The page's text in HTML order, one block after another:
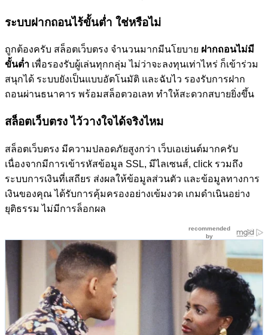
ระบบฝากถอนไร้ขั้นต่ำ ใช่หรือไม่
ถูกต้องครับ สล็อตเว็บตรง จำนวนมากมีนโยบาย ฝากถอนไม่มี
ขั้นต่ำ เพื่อรองรับผู้เล่นทุกกลุ่ม ไม่ว่าจะลงทุนเท่าไหร่ ก็เข้าร่วม
สนุกได้ ระบบยังเป็นแบบอัตโนมัติ และฉับไว รองรับการฝาก
ถอนผ่านธนาคาร พร้อมสล็อตวอเลท ทำให้สะดวกสบายยิ่งขึ้น
สล็อตเว็บตรง ไว้วางใจได้จริงไหม
สล็อตเว็บตรง มีความปลอดภัยสูงกว่า เว็บเอเย่นต์มากครับ
เนื่องจากมีการเข้ารหัสข้อมูล SSL, มีไลเซนส์, click รวมถึง
ระบบการเงินที่เสถียร ส่งผลให้ข้อมูลส่วนตัว และข้อมูลทางการ
เงินของคุณ ได้รับการคุ้มครองอย่างเข้มงวด เกมดำเนินอย่าง
ยุติธรรม ไม่มีการล็อกผล